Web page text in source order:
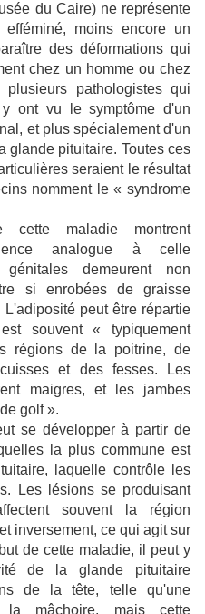
du Caire) ne représente
moins encore un
des déformations qui
chez un homme ou chez
pathologistes qui
y ont vu le symptôme d'un
et plus spécialement d'un
glande pituitaire. Toutes ces
seraient le résultat
nomment le « syndrome
cette maladie montrent
analogue à celle
demeurent non
si enrobées de graisse
peut être répartie
souvent « typiquement
régions de la poitrine, de
et des fesses. Les
maigres, et les jambes
golf ».
se développer à partir de
la plus commune est
laquelle contrôle les
Les lésions se produisant
souvent la région
inversement, ce qui agit sur
de cette maladie, il peut y
de la glande pituitaire
de la tête, telle qu'une
la mâchoire, mais cette